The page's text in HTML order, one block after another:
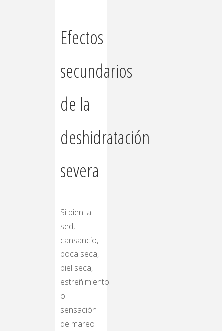
Efectos
secundarios
de la
deshidratación
severa
Si bien la
sed,
cansancio,
boca seca,
piel seca,
estreñimiento
o
sensación
de mareo